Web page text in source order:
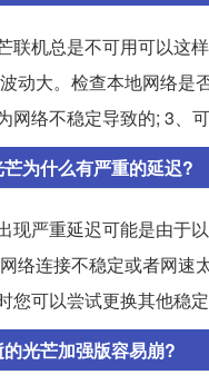
联机总是不可用可以这
动大。检查本地网络是
网络不稳定导致的; 3、可
为什么有严重的延迟?
现严重延迟可能是由于
络连接不稳定或者网速
您可以尝试更换其他稳定
光芒加强版容易崩?